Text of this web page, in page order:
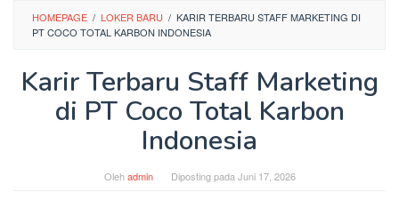
HOMEPAGE / LOKER BARU / KARIR TERBARU STAFF MARKETING DI
PT COCO TOTAL KARBON INDONESIA
Karir Terbaru Staff Marketing
di PT Coco Total Karbon
Indonesia
Olehadmin Diposting pada Juni 17, 2026